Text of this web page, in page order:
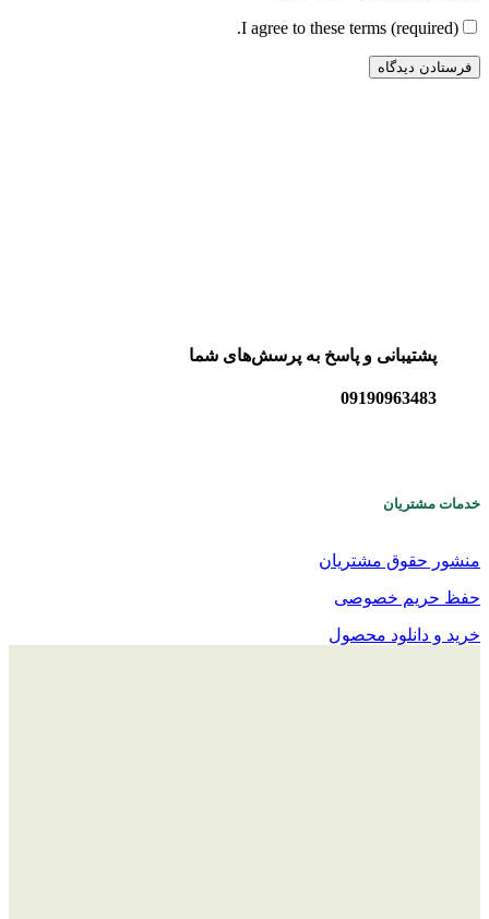
I agree to these terms (required).
پشتیبانی و پاسخ به پرسش‌های شما
09190963483
خدمات مشتریان
منشور حقوق مشتریان
حفظ حریم خصوصی
خرید و دانلود محصول